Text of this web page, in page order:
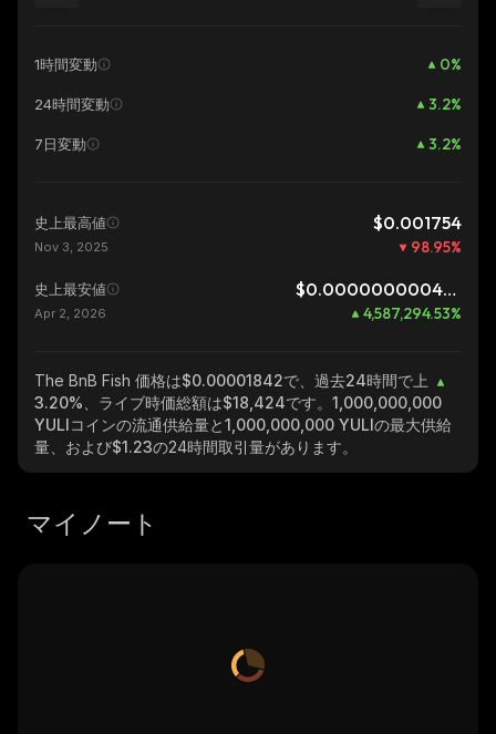
1時間変動 0%
24時間変動 3.2%
7日変動 3.2%
史上最高値 $0.001754
Nov 3, 2025 98.95%
史上最安値 $0.0000000004016
Apr 2, 2026 4,587,294.53%
The BnB Fish 価格は$0.00001842で、過去24時間で上
3.20% 、ライブ時価総額は$18,424です。 1,000,000,000
YULIコインの流通供給量と1,000,000,000 YULIの最大供給
量、および$1.23の24時間取引量があります。
マイノート